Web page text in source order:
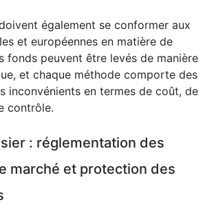
également se conformer aux
et européennes en matière de
fonds peuvent être levés de manière
et chaque méthode comporte des
inconvénients en termes de coût, de
contrôle.
: réglementation des
marché et protection des